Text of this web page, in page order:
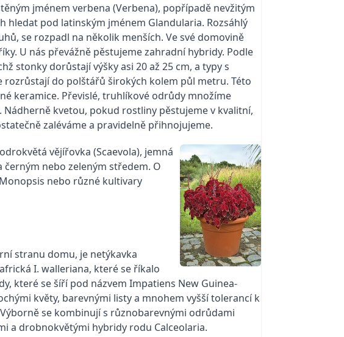
jménem verbena (Verbena), popřípadě nevžitým
hledat pod latinským jménem Glandularia. Rozsáhlý
se rozpadl na několik menších. Ve své domovině
U nás převážně pěstujeme zahradní hybridy. Podle
stonky dorůstají výšky asi 20 až 25 cm, a typy s
do polštářů širokých kolem půl metru. Této
keramice. Převislé, truhlíkové odrůdy množíme
kvetou, pokud rostliny pěstujeme v kvalitní,
zaléváme a pravidelně přihnojujeme.
vějířovka (Scaevola), jemná
nebo zeleným středem. O
nebo různé kultivary
stranu domu, je netýkavka
I. walleriana, které se říkalo
které se šíří pod názvem Impatiens New Guinea-
květy, barevnými listy a mnohem vyšší tolerancí k
se kombinují s různobarevnými odrůdami
a drobnokvětými hybridy rodu Calceolaria.